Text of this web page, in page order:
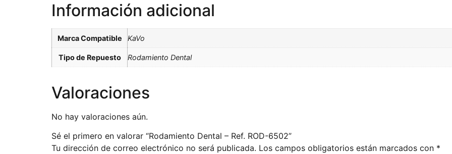
Información adicional
Marca Compatible KaVo
Tipo de Repuesto Rodamiento Dental
Valoraciones
No hay valoraciones aún.
Sé el primero en valorar “Rodamiento Dental – Ref. ROD-6502”
Tu dirección de correo electrónico no será publicada. Los campos obligatorios están marcados con *